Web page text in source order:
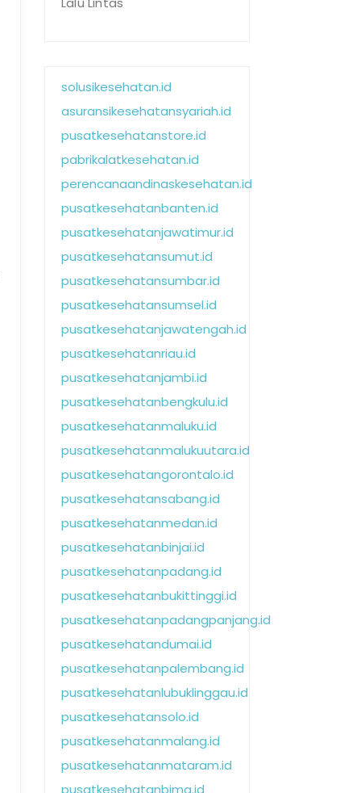
solusikesehatan.id
asuransikesehatansyariah.id
pusatkesehatanstore.id
pabrikalatkesehatan.id
perencanaandinaskesehatan.id
pusatkesehatanbanten.id
pusatkesehatanjawatimur.id
pusatkesehatansumut.id
pusatkesehatansumbar.id
pusatkesehatansumsel.id
pusatkesehatanjawatengah.id
pusatkesehatanriau.id
pusatkesehatanjambi.id
pusatkesehatanbengkulu.id
pusatkesehatanmaluku.id
pusatkesehatanmalukuutara.id
pusatkesehatangorontalo.id
pusatkesehatansabang.id
pusatkesehatanmedan.id
pusatkesehatanbinjai.id
pusatkesehatanpadang.id
pusatkesehatanbukittinggi.id
pusatkesehatanpadangpanjang.id
pusatkesehatandumai.id
pusatkesehatanpalembang.id
pusatkesehatanlubuklinggau.id
pusatkesehatansolo.id
pusatkesehatanmalang.id
pusatkesehatanmataram.id
pusatkesehatanbima.id